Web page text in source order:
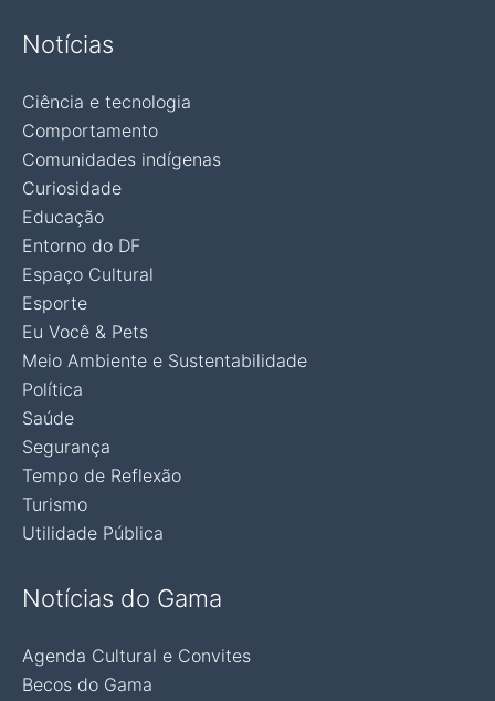
Notícias
Ciência e tecnologia
Comportamento
Comunidades indígenas
Curiosidade
Educação
Entorno do DF
Espaço Cultural
Esporte
Eu Você & Pets
Meio Ambiente e Sustentabilidade
Política
Saúde
Segurança
Tempo de Reflexão
Turismo
Utilidade Pública
Notícias do Gama
Agenda Cultural e Convites
Becos do Gama